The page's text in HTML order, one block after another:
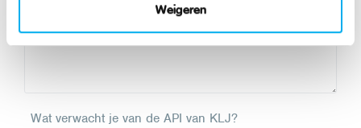
Weigeren
Wat verwacht je van de API van KLJ?